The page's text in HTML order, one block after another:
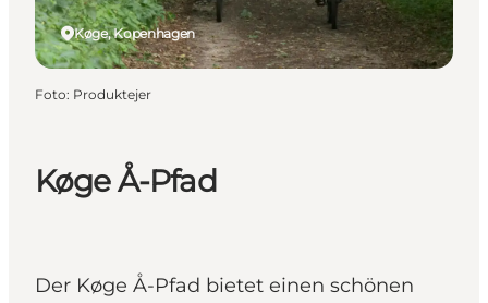
Køge Å-Pfad
Der Køge Å-Pfad bietet einen schönen
Køge, Kopenhagen
Foto: Produktejer